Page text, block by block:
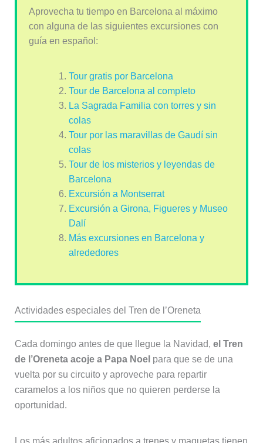
Aprovecha tu tiempo en Barcelona al máximo
con alguna de las siguientes excursiones con
guía en español:
Tour gratis por Barcelona
Tour de Barcelona al completo
La Sagrada Familia con torres y sin
colas
Tour por las maravillas de Gaudí sin
colas
Tour de los misterios y leyendas de
Barcelona
Excursión a Montserrat
Excursión a Girona, Figueres y Museo
Dalí
Más excursiones en Barcelona y
alrededores
Actividades especiales del Tren de l’Oreneta
Cada domingo antes de que llegue la Navidad, el Tren
de l’Oreneta acoje a Papa Noel para que se de una
vuelta por su circuito y aproveche para repartir
caramelos a los niños que no quieren perderse la
oportunidad.
Los más adultos aficionados a trenes y maquetas tienen